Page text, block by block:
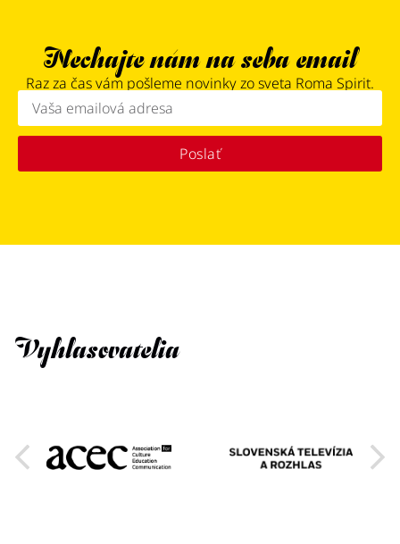
Nechajte nám na seba email
Raz za čas vám pošleme novinky zo sveta Roma Spirit.
Poslať
Vyhlasovatelia